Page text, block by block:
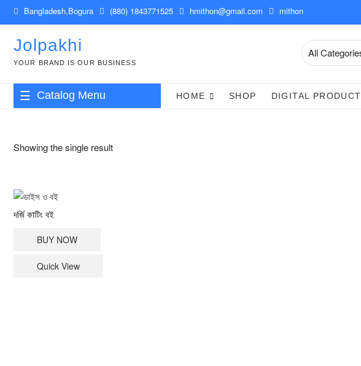
Skip
Bangladesh,Bogura (880) 1843771525 hmithon@gmail.com mithon
Jolpakhi
YOUR BRAND IS OUR BUSINESS
Catalog Menu HOME SHOP DIGITAL PRODUCT
Showing the single result
দর্জি কাটিং বই
BUY NOW
Quick View